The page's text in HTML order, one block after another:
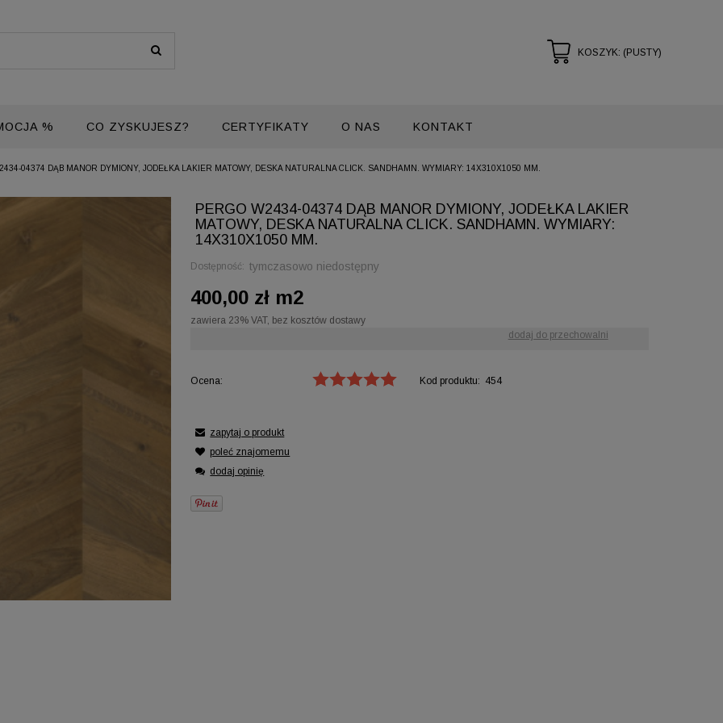
KOSZYK: (PUSTY)
% CO ZYSKUJESZ? CERTYFIKATY O NAS KONTAKT
04374 DĄB MANOR DYMIONY, JODEŁKA LAKIER MATOWY, DESKA NATURALNA CLICK. SANDHAMN. WYMIARY: 14X310X1050 MM.
PERGO W2434-04374 DĄB MANOR DYMIONY, JODEŁKA LAKIER
MATOWY, DESKA NATURALNA CLICK. SANDHAMN. WYMIARY:
14X310X1050 MM.
Dostępność: tymczasowo niedostępny
400,00 zł m2
zawiera 23% VAT, bez kosztów dostawy
dodaj do przechowalni
Ocena: Kod produktu: 454
zapytaj o produkt
poleć znajomemu
dodaj opinię